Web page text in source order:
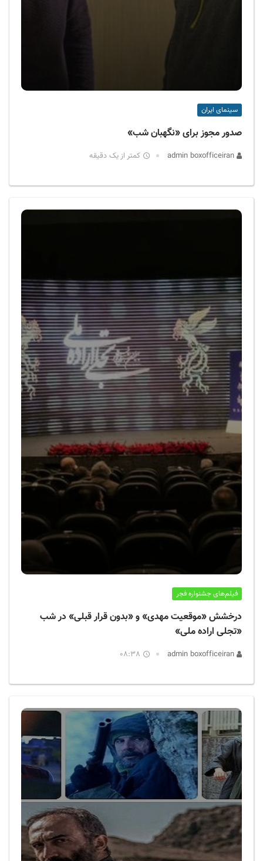
سینمای ایران
صدور مجوز برای «نگهبان شب»
کمتر از یک دقیقه
فیلم‌های جشنواره فجر
درخشش «موقعیت مهدی» و «بدون قرار قبلی» در شب
«تجلی اراده ملی»
08:38